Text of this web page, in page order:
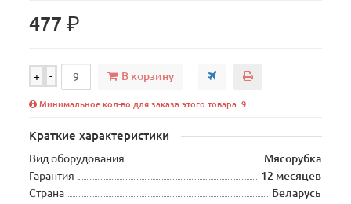
477р.
+ - В корзину
Минимальное кол-во для заказа этого товара: 9.
Краткие характеристики
Вид оборудования
Мясорубка
Гарантия
12 месяцев
Страна
Беларусь